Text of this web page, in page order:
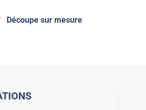
Découpe sur mesure